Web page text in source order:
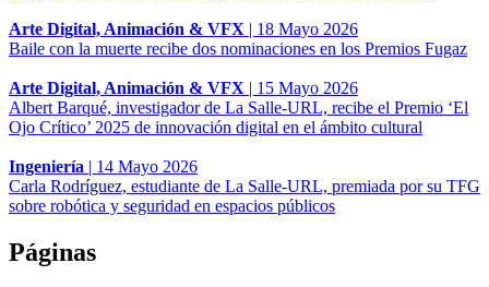
Arte Digital, Animación & VFX | 18 Mayo 2026
Baile con la muerte recibe dos nominaciones en los Premios Fugaz
Arte Digital, Animación & VFX | 15 Mayo 2026
Albert Barqué, investigador de La Salle-URL, recibe el Premio ‘El
Ojo Crítico’ 2025 de innovación digital en el ámbito cultural
Ingeniería | 14 Mayo 2026
Carla Rodríguez, estudiante de La Salle-URL, premiada por su TFG
sobre robótica y seguridad en espacios públicos
Páginas